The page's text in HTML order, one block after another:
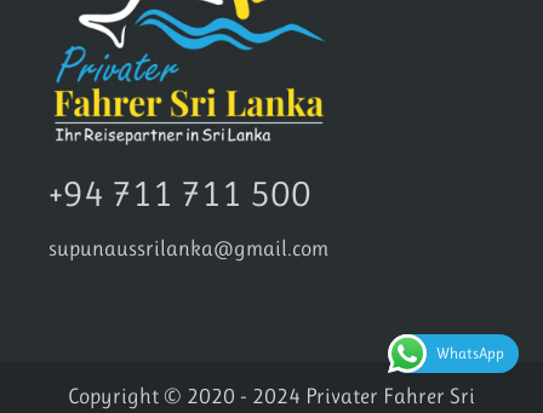
+94 711 711 500
supunaussrilanka@gmail.com
Copyright © 2020 - 2024 Privater Fahrer Sri
WhatsApp